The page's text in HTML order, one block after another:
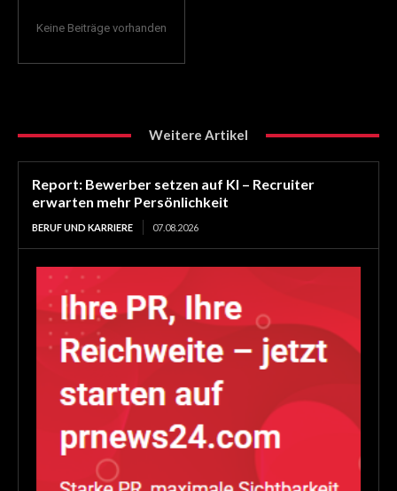
Keine Beiträge vorhanden
Weitere Artikel
Report: Bewerber setzen auf KI – Recruiter
erwarten mehr Persönlichkeit
BERUF UND KARRIERE 07.08.2026